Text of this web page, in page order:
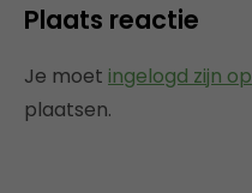
Plaats reactie
Je moet ingelogd zijn op
plaatsen.